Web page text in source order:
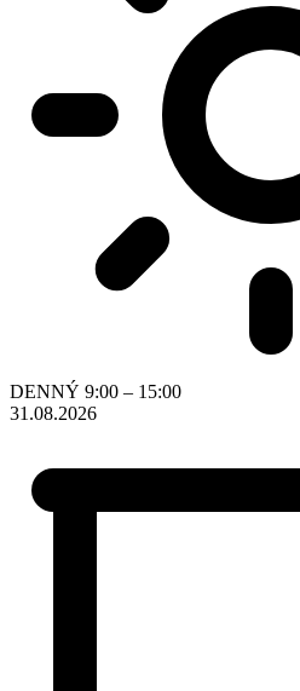
DENNÝ 9:00 – 15:00
31.08.2026